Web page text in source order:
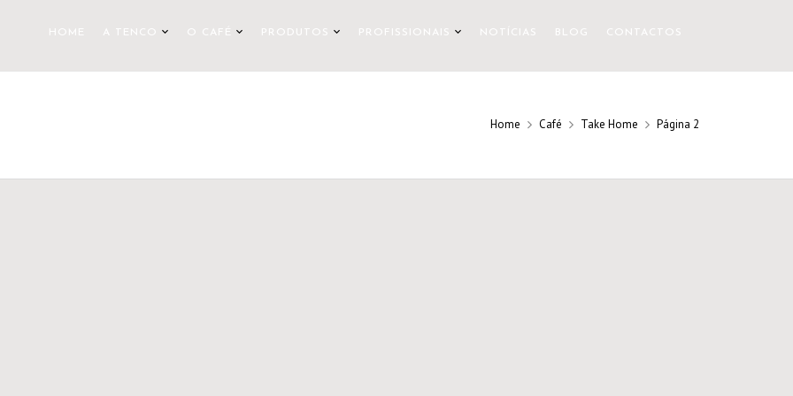
HOME A TENCO O CAFÉ PRODUTOS PROFISSIONAIS NOTÍCIAS BLOG CONTACTOS
Home Café Take Home Página 2